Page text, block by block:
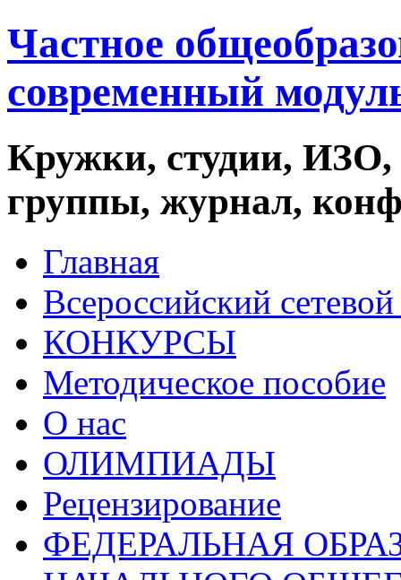
Частное
современный
Кружки, студии, ИЗО,
группы, журнал,
Главная
Всероссийский
КОНКУРСЫ
Методическое пособие
О нас
ОЛИМПИАДЫ
Рецензирование
ФЕДЕРАЛЬНАЯ